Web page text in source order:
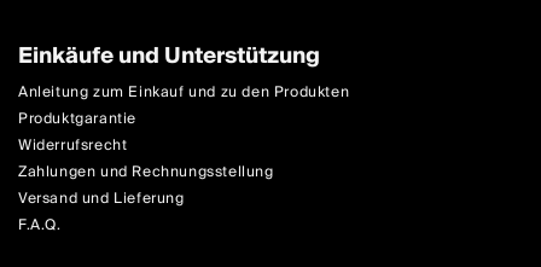
Einkäufe und Unterstützung
Anleitung zum Einkauf und zu den Produkten
Produktgarantie
Widerrufsrecht
Zahlungen und Rechnungsstellung
Versand und Lieferung
F.A.Q.